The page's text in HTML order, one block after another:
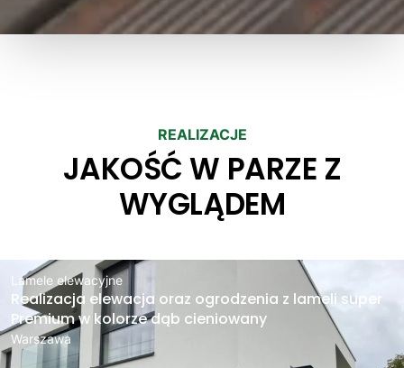
REALIZACJE
JAKOŚĆ W PARZE Z
WYGLĄDEM
Lamele elewacyjne
Realizacja elewacja oraz ogrodzenia z lameli super
Premium w kolorze dąb cieniowany
Warszawa